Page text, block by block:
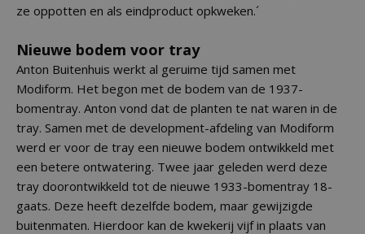
ze oppotten en als eindproduct opkweken.´
Nieuwe bodem voor tray
Anton Buitenhuis werkt al geruime tijd samen met
Modiform. Het begon met de bodem van de 1937-
bomentray. Anton vond dat de planten te nat waren in de
tray. Samen met de development-afdeling van Modiform
werd er voor de tray een nieuwe bodem ontwikkeld met
een betere ontwatering. Twee jaar geleden werd deze
tray doorontwikkeld tot de nieuwe 1933-bomentray 18-
gaats. Deze heeft dezelfde bodem, maar gewijzigde
buitenmaten. Hierdoor kan de kwekerij vijf in plaats van